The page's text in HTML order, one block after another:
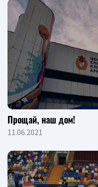
Прощай, наш дом!
11.06.2021